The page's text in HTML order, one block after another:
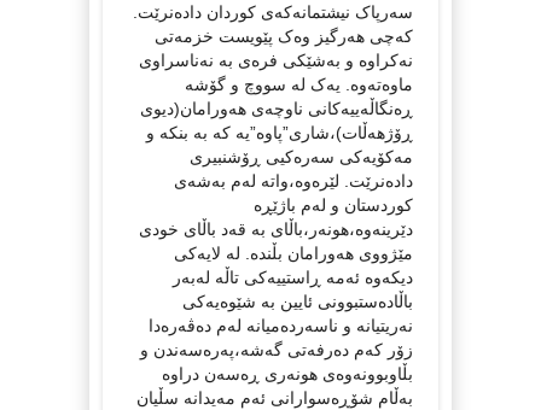
سەرپاک نیشتمانەکەی کوردان دادەنرێت.
کەچی هەرگیز وەک پێویست خزمەتی
نەکراوە و بەشێکی فرەی بە نەناسراوی
ماوەتەوە. یەک لە سووچ و گۆشە
ڕەنگاڵەییەکانی ناوچەی هەورامان(دیوی
ڕۆژهەڵات)،شاری”پاوە”یە کە بە بنکە و
مەکۆیەکی سەرەکیی ڕۆشنبیری
دادەنرێت. لێرەوە،واتە لەم بەشەی
کوردستان و لەم باژێڕە
دێرینەوە،هونەر،باڵای بە قەد باڵای خودی
مێژووی هەورامان بڵندە. لە لایەکی
دیکەوە ئەمە ڕاستییەکی تاڵە لەبەر
باڵادەستبوونی ئایین بە شێوەیەکی
نەریتیانە و ناسەردەمیانە لەم دەڤەرەدا
زۆر کەم دەرفەتی گەشە،پەرەسەندن و
بڵاوبوونەوەی هونەری ڕەسەن دراوە
بەڵام شۆڕەسوارانی ئەم مەیدانە سڵیان